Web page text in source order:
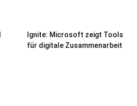
Ignite: Microsoft zeigt Tools
für digitale Zusammenarbeit